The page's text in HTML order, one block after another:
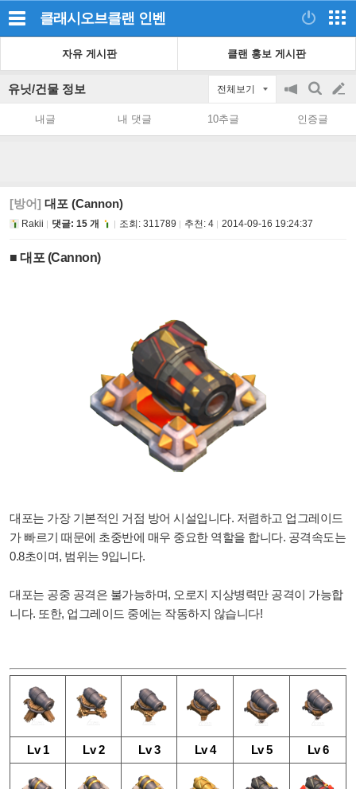
클래시오브클랜 인벤
자유 게시판 클랜 홍보 게시판
유닛/건물 정보 전체보기
공
on/off
검
색
글
쓰
내글 내 댓글 10추글 인증글
[방어] 대포 (Cannon)
Rakii 댓글: 15 개 조회: 311789 추천: 4 2014-09-16 19:24:37
■ 대포 (Cannon)
대포는 가장 기본적인 거점 방어 시설입니다. 저렴하고 업그레이드
가 빠르기 때문에 초중반에 매우 중요한 역할을 합니다. 공격속도는
0.8초이며, 범위는 9입니다.
대포는 공중 공격은 불가능하며, 오로지 지상병력만 공격이 가능합
니다. 또한, 업그레이드 중에는 작동하지 않습니다!
Lv 1 Lv 2 Lv 3 Lv 4 Lv 5 Lv 6